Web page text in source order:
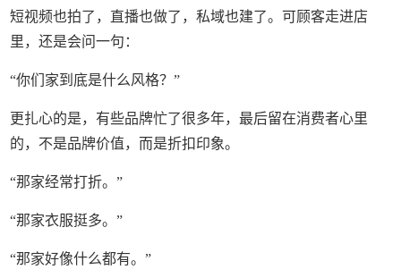
短视频也拍了，直播也做了，私域也建了。可顾客走进店
里，还是会问一句：
“你们家到底是什么风格？”
更扎心的是，有些品牌忙了很多年，最后留在消费者心里
的，不是品牌价值，而是折扣印象。
“那家经常打折。”
“那家衣服挺多。”
“那家好像什么都有。”